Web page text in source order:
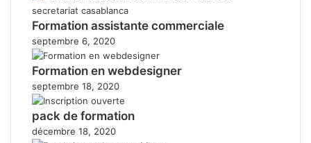
Formation assistante commerciale
septembre 6, 2020
Formation en webdesigner
septembre 18, 2020
pack de formation
décembre 18, 2020